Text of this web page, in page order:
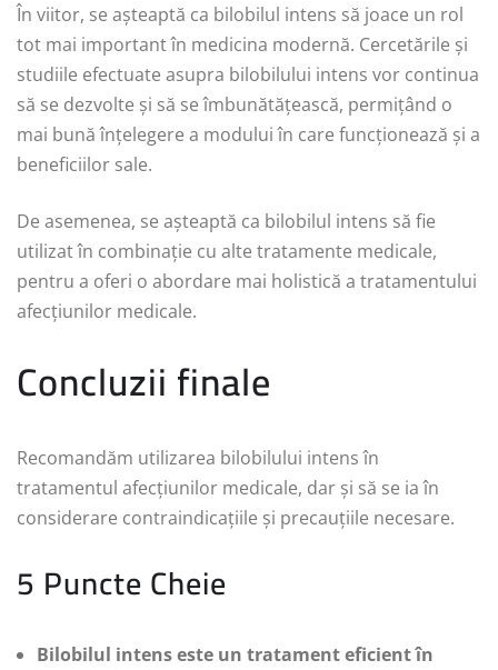
În viitor, se așteaptă ca bilobilul intens să joace un rol
tot mai important în medicina modernă. Cercetările și
studiile efectuate asupra bilobilului intens vor continua
să se dezvolte și să se îmbunătățească, permițând o
mai bună înțelegere a modului în care funcționează și a
beneficiilor sale.
De asemenea, se așteaptă ca bilobilul intens să fie
utilizat în combinație cu alte tratamente medicale,
pentru a oferi o abordare mai holistică a tratamentului
afecțiunilor medicale.
Concluzii finale
Recomandăm utilizarea bilobilului intens în
tratamentul afecțiunilor medicale, dar și să se ia în
considerare contraindicațiile și precauțiile necesare.
5 Puncte Cheie
Bilobilul intens este un tratament eficient în